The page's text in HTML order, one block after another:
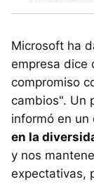
Microsoft ha
empresa dice
compromiso
cambios". Un
informó en un
en la
y nos
expectativas,